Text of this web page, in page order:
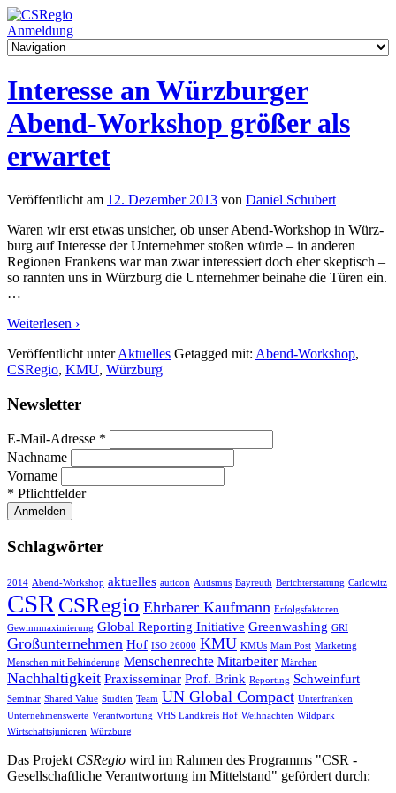
Anmeldung
Interesse an Würzburger
Abend-Workshop größer als
erwartet
Veröffentlicht am 12. Dezember 2013 von Daniel Schubert
Waren wir erst etwas unsi­cher, ob unser Abend-Workshop in Würz­
burg auf Inter­esse der Unter­neh­mer sto­ßen würde – in ande­ren
Regio­nen Fran­kens war man zwar inter­es­siert doch eher skep­tisch –
so rann­ten uns in Würz­burg die Unter­neh­mer bei­nahe die Türen ein.
…
Wei­ter­le­sen ›
Veröffentlicht unterAktuelles Getagged mit: Abend-Workshop,
CSRegio, KMU, Würzburg
Newsletter
E-Mail-Adresse *
Nach­name
Vor­name
* Pflicht­fel­der
Schlagwörter
2014 Abend-Workshop aktuelles auticon Autismus Bayreuth Berichterstattung Carlowitz
CSR CSRegio Ehrbarer Kaufmann Erfolgsfaktoren
Gewinnmaximierung Global Reporting Initiative Greenwashing GRI
Großunternehmen Hof ISO 26000 KMU KMUs Main Post Marketing
Menschen mit Behinderung Menschenrechte Mitarbeiter Märchen
Nachhaltigkeit Praxisseminar Prof. Brink Reporting Schweinfurt
Seminar Shared Value Studien Team UN Global Compact Unterfranken
Unternehmenswerte Verantwortung VHS Landkreis Hof Weihnachten Wildpark
Wirtschaftsjunioren Würzburg
Das Projekt CSRegio wird im Rahmen des Programms "CSR -
Gesellschaftliche Verantwortung im Mittelstand" gefördert durch: